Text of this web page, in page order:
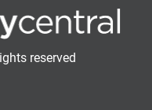
reserved